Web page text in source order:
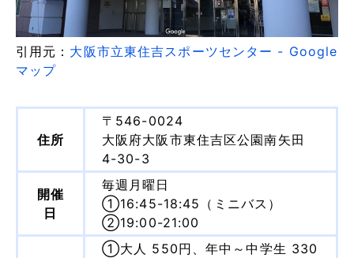
引用元： 大阪市立東住吉スポーツセンター - Google
マップ
住所
〒546-0024
大阪府大阪市東住吉区公園南矢田
4-30-3
開催
日
毎週月曜日
①16:45-18:45（ミニバス）
②19:00-21:00
①大人 550円、年中～中学生 330